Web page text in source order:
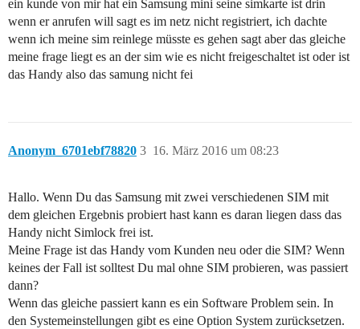
ein kunde von mir hat ein Samsung mini seine simkarte ist drin
wenn er anrufen will sagt es im netz nicht registriert, ich dachte
wenn ich meine sim reinlege müsste es gehen sagt aber das gleiche
meine frage liegt es an der sim wie es nicht freigeschaltet ist oder ist
das Handy also das samung nicht fei
Anonym_6701ebf78820 16. März 2016 um 08:23
3
Hallo. Wenn Du das Samsung mit zwei verschiedenen SIM mit
dem gleichen Ergebnis probiert hast kann es daran liegen dass das
Handy nicht Simlock frei ist.
Meine Frage ist das Handy vom Kunden neu oder die SIM? Wenn
keines der Fall ist solltest Du mal ohne SIM probieren, was passiert
dann?
Wenn das gleiche passiert kann es ein Software Problem sein. In
den Systemeinstellungen gibt es eine Option System zurücksetzen.